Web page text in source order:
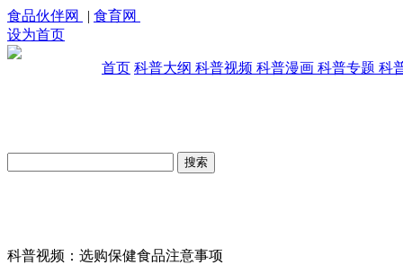
食品伙伴网 | 食育网
设为首页
首页 科普大纲 科普视频 科普漫画 科普专题 科
科普视频：选购保健食品注意事项